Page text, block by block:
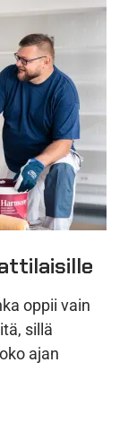
oppii vain
sillä
ajan